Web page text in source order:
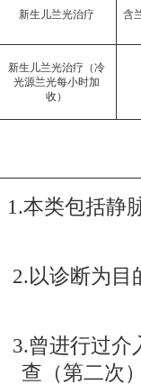
新生儿兰光治疗 含
新生儿兰光治疗（冷
光源兰光每小时加
收）
1.本类包括静
2.以诊断为目
3.曾进行过介
查（第二次